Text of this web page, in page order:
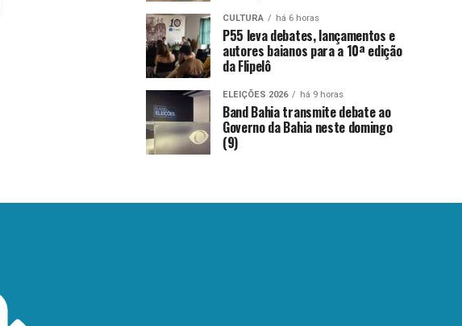
CULTURA há 6 horas
P55 leva debates, lançamentos e
autores baianos para a 10ª edição
da Flipelô
ELEIÇÕES 2026 há 9 horas
Band Bahia transmite debate ao
Governo da Bahia neste domingo
(9)